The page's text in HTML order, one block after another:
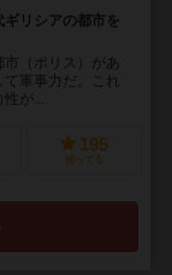
リシアの都市を
（ポリス）があ
軍事力だ。これ
が...
195
持ってる